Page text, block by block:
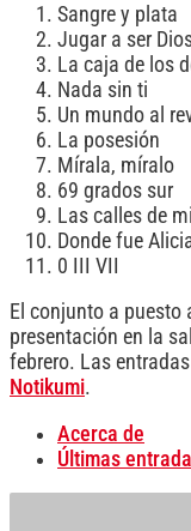
Sangre y plata
Jugar a ser
La caja de los
Nada sin ti
Un mundo al
La posesión
Mírala, míralo
69 grados sur
Las calles de
Donde fue
0 III VII
El conjunto a puesto
presentación en la
febrero. Las
Notikumi.
Acerca de
Últimas